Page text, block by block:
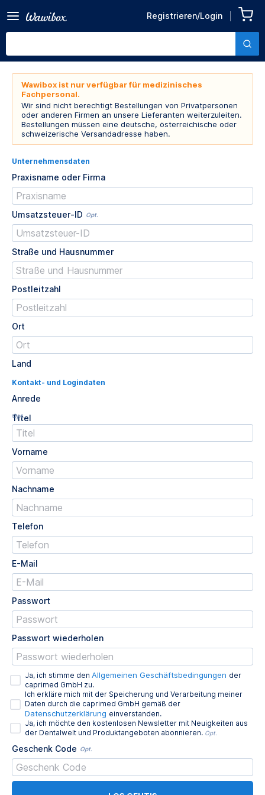
Registrieren/Login
Wawibox ist nur verfügbar für medizinisches
Fachpersonal.
Wir sind nicht berechtigt Bestellungen von Privatpersonen
oder anderen Firmen an unsere Lieferanten weiterzuleiten.
Bestellungen müssen eine deutsche, österreichische oder
schweizerische Versandadresse haben.
Unternehmensdaten
Praxisname oder Firma
Umsatzsteuer-ID Opt.
Straße und Hausnummer
Postleitzahl
Ort
Land
Kontakt- und Logindaten
Anrede
Titel
Opt.
Vorname
Nachname
Telefon
E-Mail
Passwort
Passwort wiederholen
Ja, ich stimme den Allgemeinen Geschäftsbedingungen der
caprimed GmbH zu.
Ich erkläre mich mit der Speicherung und Verarbeitung meiner
Daten durch die caprimed GmbH gemäß der
Datenschutzerklärung einverstanden.
Ja, ich möchte den kostenlosen Newsletter mit Neuigkeiten aus
der Dentalwelt und Produktangeboten abonnieren. Opt.
Geschenk Code Opt.